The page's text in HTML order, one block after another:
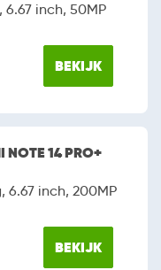
6.67 inch, 50MP
BEKIJK
NOTE 14 PRO+
6.67 inch, 200MP
BEKIJK